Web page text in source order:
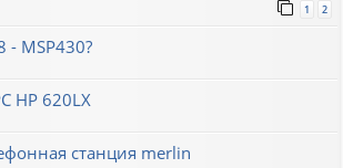
1 2
- MSP430?
HP 620LX
станция merlin